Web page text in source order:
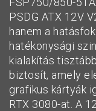
PSDG ATX 12V
hanem a
hatékonysági
kialakítás
biztosít, amely
grafikus kártyák
RTX 3080-at. A